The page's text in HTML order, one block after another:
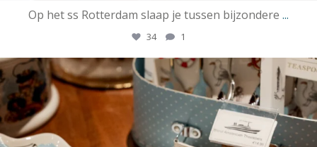
Op het ss Rotterdam slaap je tussen bijzondere ...
34 1
ssrotterdamofficial
Mei 3